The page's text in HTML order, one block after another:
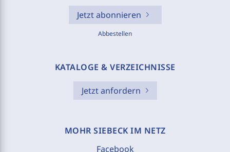
Jetzt abonnieren
Abbestellen
KATALOGE & VERZEICHNISSE
Jetzt anfordern
MOHR SIEBECK IM NETZ
Facebook